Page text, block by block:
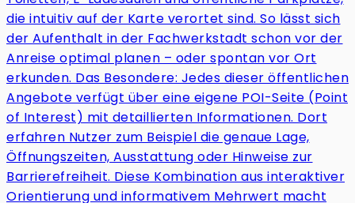
die intuitiv auf der Karte verortet sind. So lässt sich
der Aufenthalt in der Fachwerkstadt schon vor der
Anreise optimal planen – oder spontan vor Ort
erkunden. Das Besondere: Jedes dieser öffentlichen
Angebote verfügt über eine eigene POI-Seite (Point
of Interest) mit detaillierten Informationen. Dort
erfahren Nutzer zum Beispiel die genaue Lage,
Öffnungszeiten, Ausstattung oder Hinweise zur
Barrierefreiheit. Diese Kombination aus interaktiver
Orientierung und informativem Mehrwert macht